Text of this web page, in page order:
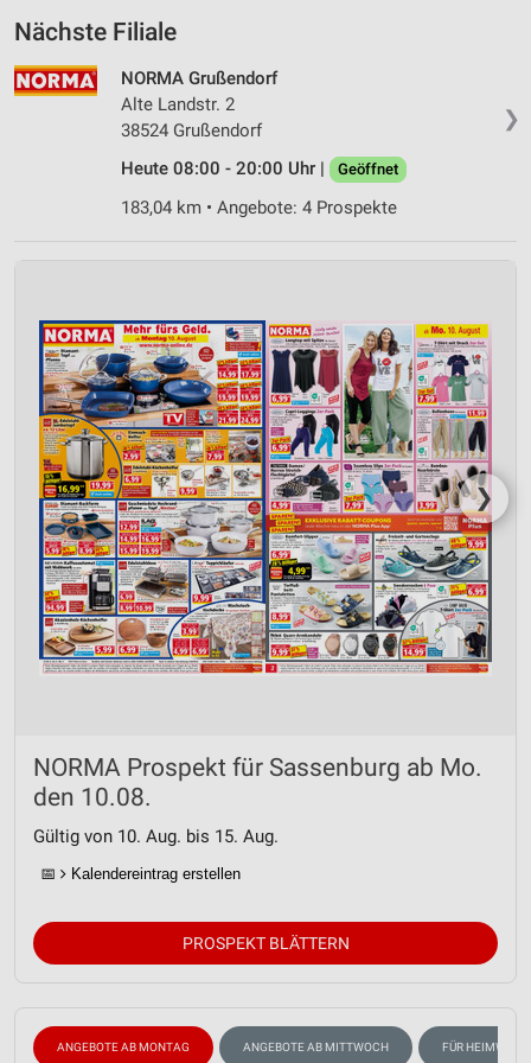
Nächste Filiale
❯
NORMA Grußendorf
Alte Landstr. 2
38524 Grußendorf
Heute 08:00 - 20:00 Uhr |
Geöffnet
183,04 km • Angebote: 4 Prospekte
❯
NORMA Prospekt für Sassenburg ab Mo.
den 10.08.
Gültig von 10. Aug. bis 15. Aug.
📅 Kalendereintrag erstellen
PROSPEKT BLÄTTERN
ANGEBOTE AB MONTAG ANGEBOTE AB MITTWOCH FÜR